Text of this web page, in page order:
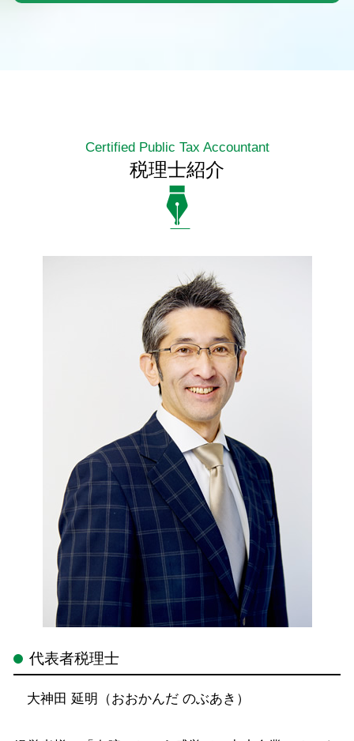
Certified Public Tax Accountant
税理士紹介
代表者税理士
大神田 延明（おおかんだ のぶあき）